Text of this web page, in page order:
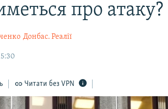
про атаку?
Донбас. Реалії
Читати без VPN